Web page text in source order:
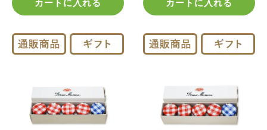
カートに入れる カートに入れる